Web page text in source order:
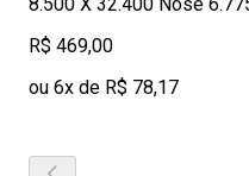
R$ 469,00
ou 6x de R$ 78,17